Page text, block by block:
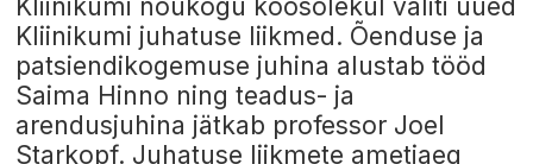
Kliinikumi nõukogu koosolekul valiti uued
Kliinikumi juhatuse liikmed. Õenduse ja
patsiendikogemuse juhina alustab tööd
Saima Hinno ning teadus- ja
arendusjuhina jätkab professor Joel
Starkopf. Juhatuse liikmete ametiaeg